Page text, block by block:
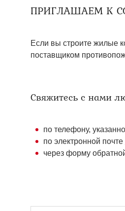
ПРИГЛАШАЕМ К
Если вы строите жилые
поставщиком
Свяжитесь с нами
по телефону,
по электронной почте
через форму